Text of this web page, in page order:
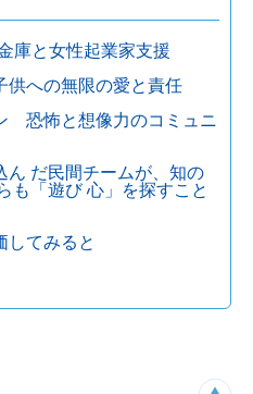
庫と女性起業家支援
供への無限の愛と責任
恐怖と想像力のコミュニ
ん だ民間チームが、知の
も「遊び 心」を探すこと
してみると